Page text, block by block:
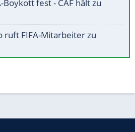
Boykott fest - CAF hält zu
ruft FIFA-Mitarbeiter zu